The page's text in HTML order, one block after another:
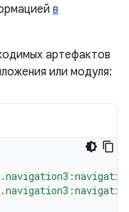
в
артефактов
или модуля: